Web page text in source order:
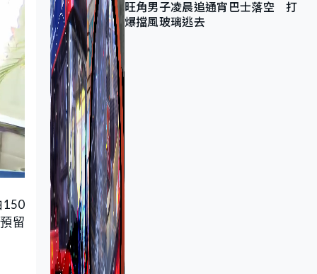
150
留
旺角男子凌晨追通宵巴士落空 打
爆擋風玻璃逃去